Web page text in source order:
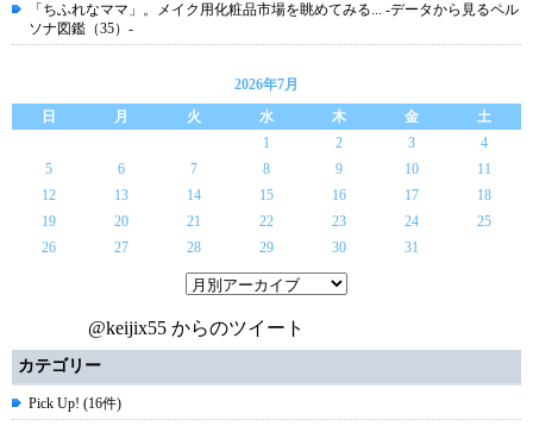
「ちふれなママ」。メイク用化粧品市場を眺めてみる... -データから見るペル
ソナ図鑑（35）-
2026年7月
日
月 火 水 木 金
土
1
2 3
4
5
6 7 8 9 10
11
12
13 14 15 16 17
18
19
20 21 22 23 24
25
26
27 28 29 30 31
@keijix55 からのツイート
カテゴリー
Pick Up! (16件)